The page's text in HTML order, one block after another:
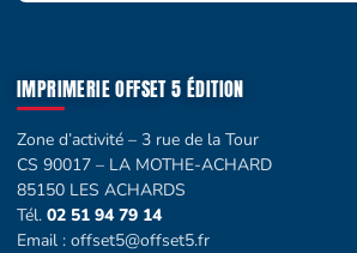
IMPRIMERIE OFFSET 5 ÉDITION
Zone d’activité – 3 rue de la Tour
CS 90017 – LA MOTHE-ACHARD
85150 LES ACHARDS
Tél. 02 51 94 79 14
Email : offset5@offset5.fr